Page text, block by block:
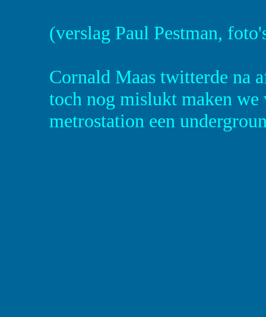
(verslag Paul Pestman,
Cornald Maas twitterde na
toch nog mislukt maken we
metrostation een